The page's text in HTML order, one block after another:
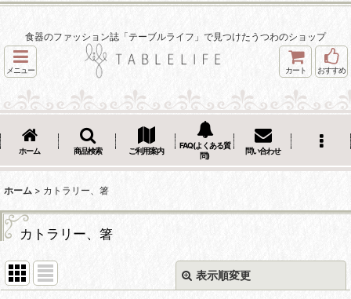
食器のファッション誌「テーブルライフ」で見つけたうつわのショップ
メニュー カート おすすめ
ホーム 商品検索 ご利用案内
FAQ(よくある質
問)
問い合わせ
ホーム > カトラリー、箸
カトラリー、箸
表示順変更